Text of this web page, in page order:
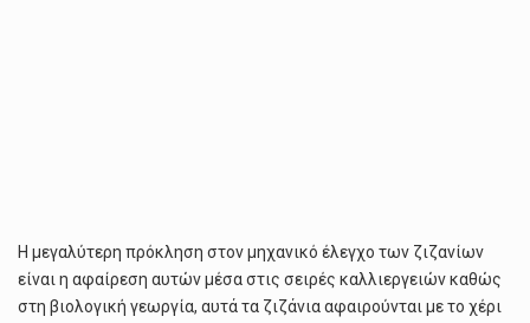
Η μεγαλύτερη πρόκληση στον μηχανικό έλεγχο των ζιζανίων
είναι η αφαίρεση αυτών μέσα στις σειρές καλλιεργειών καθώς
στη βιολογική γεωργία, αυτά τα ζιζάνια αφαιρούνται με το χέρι